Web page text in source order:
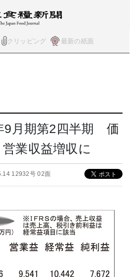
クリッピング 最新の紙面
9月期第2四半期 価
業収益増収に
12932号 02面